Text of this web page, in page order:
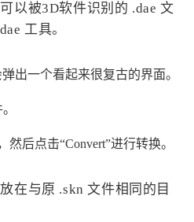
以被3D软件识别的 .dae 文
工具。
出一个看起来很复古的界面。
然后点击“Convert”进行转换。
在与原 .skn 文件相同的目